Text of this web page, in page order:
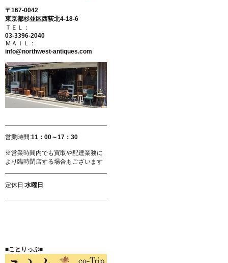
〒167-0042
東京都杉並区西荻北4-18-6
ＴＥＬ：
03-3396-2040
ＭＡＩＬ：
info@northwest-antiques.com
営業時間:11：00～17：30
※営業時間内でも買取や配達業務に
より臨時閉店する場合もございます
定休日:水曜日
■ことりっぷ■